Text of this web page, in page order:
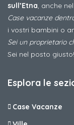
sull’Etna, anche
Case vacanze
i vostri bambini o
Sei un proprietario
Sei nel posto giusto!
Esplora le
Case Vacanze